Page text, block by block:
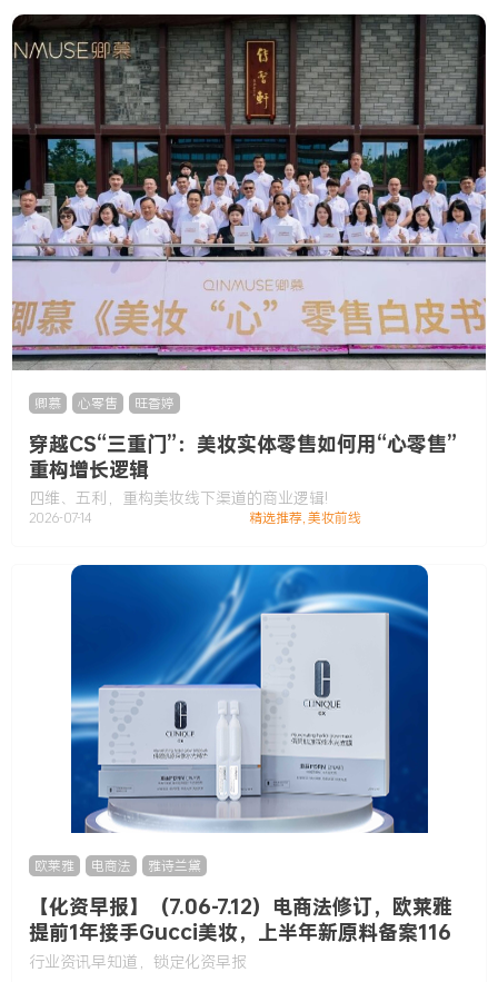
卿慕 心零售 旺香婷
穿越CS“三重门”：美妆实体零售如何用“心零售”
重构增长逻辑
四维、五利，重构美妆线下渠道的商业逻辑!
2026-07-14 精选推荐,美妆前线
欧莱雅 电商法 雅诗兰黛
【化资早报】（7.06-7.12）电商法修订，欧莱雅
提前1年接手Gucci美妆，上半年新原料备案116
款……
行业资讯早知道，锁定化资早报